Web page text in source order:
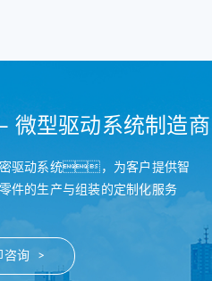
微型驱动系统制造商
驱动系统，为客户提供智
的生产与组装的定制化服务
咨询 >